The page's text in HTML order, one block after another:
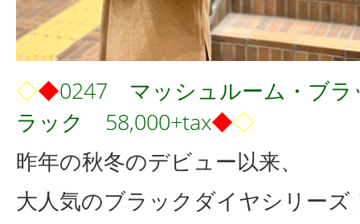
◇◆0247 マッシュルーム・ブラ
ラック 58,000+tax◆◇
昨年の秋冬のデビュー以来、
大人気のブラックダイヤシリーズ